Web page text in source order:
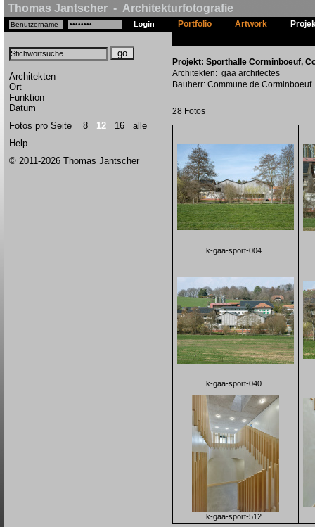
Thomas Jantscher - Architekturfotografie
Architekten
Ort
Funktion
Datum
Fotos pro Seite 8 12 16
alle
Help
© 2011-2026 Thomas Jantscher
Portfolio Artwork
Projekt: Sporthalle Corminboeuf,
Architekten: gaa architectes
Bauherr: Commune de Corminboeuf
28 Fotos
k-gaa-sport-004
k-gaa-sport-040
k-gaa-sport-512